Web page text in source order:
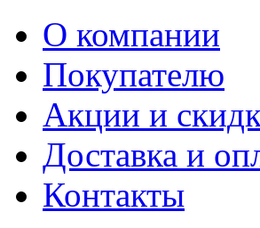
О компании
Покупателю
Акции и
Доставка и
Контакты